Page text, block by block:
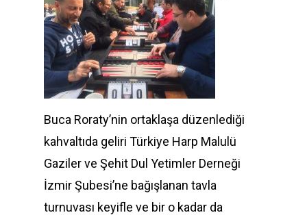
Buca Roraty’nin ortaklaşa düzenlediği
kahvaltıda geliri Türkiye Harp Malulü
Gaziler ve Şehit Dul Yetimler Derneği
İzmir Şubesi’ne bağışlanan tavla
turnuvası keyifle ve bir o kadar da